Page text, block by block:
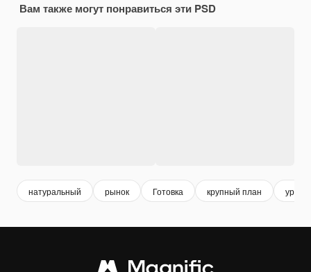
Вам также могут понравиться эти PSD
натуральный рынок Готовка крупный план